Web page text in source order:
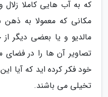
که به آب هایی کاملا
مکانی که معمولا به
مالدیو و یا بعضی دیگر
تصاویر آن ها را در فضای
خود فکر کرده اید که آیا
تخیلی می باشند.